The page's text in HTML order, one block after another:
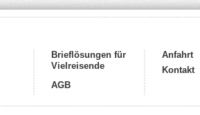
Brieflösungen für
Vielreisende
Anfahrt
Kontakt
AGB